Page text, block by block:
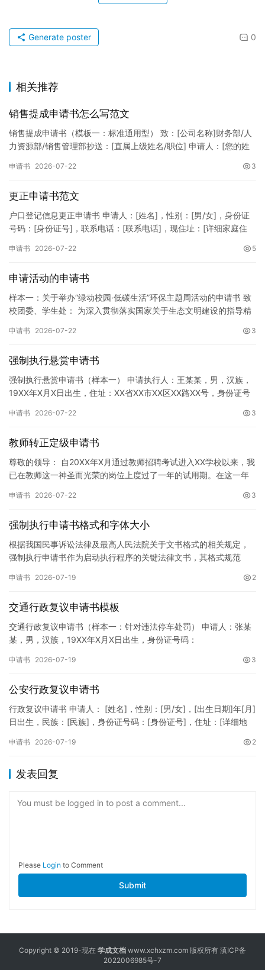
0
Generate poster
相关推荐
销售提成申请书怎么写范文
销售提成申请书（模板一：标准通用型） 致：[公司名称]财务部/人
力资源部/销售管理部抄送：[直属上级姓名/职位] 申请人：[您的姓
申请书 2026-07-22 3
更正申请书范文
户口登记信息更正申请书 申请人：[姓名]，性别：[男/女]，身份证
号码：[身份证号]，联系电话：[联系电话]，现住址：[详细家庭住
申请书 2026-07-22 5
申请活动的申请书
样本一：关于举办“绿动校园·低碳生活”环保主题周活动的申请书 致
校团委、学生处： 为深入贯彻落实国家关于生态文明建设的指导精
申请书 2026-07-22 3
强制执行悬赏申请书
强制执行悬赏申请书（样本一） 申请执行人：王某某，男，汉族，
19XX年X月X日出生，住址：XX省XX市XX区XX路XX号，身份证号
申请书 2026-07-22 3
教师转正定级申请书
尊敬的领导： 自20XX年X月通过教师招聘考试进入XX学校以来，我
已在教师这一神圣而光荣的岗位上度过了一年的试用期。在这一年
申请书 2026-07-22 3
强制执行申请书格式和字体大小
根据我国民事诉讼法律及最高人民法院关于文书格式的相关规定，
强制执行申请书作为启动执行程序的关键法律文书，其格式规范
纸张与…
申请书 2026-07-19 2
交通行政复议申请书模板
交通行政复议申请书（样本一：针对违法停车处罚） 申请人：张某
某，男，汉族，19XX年X月X日出生，身份证号码：
申请书 2026-07-19 3
公安行政复议申请书
行政复议申请书 申请人： [姓名]，性别：[男/女]，[出生日期]年[月]
日出生，民族：[民族]，身份证号码：[身份证号]，住址：[详细地
申请书 2026-07-19 2
发表回复
You must be logged in to post a comment...
Please Login to Comment
Submit
Copyright © 2019-现在 学成文档 www.xchxzm.com 版权所有 滇ICP备
2022006985号-7